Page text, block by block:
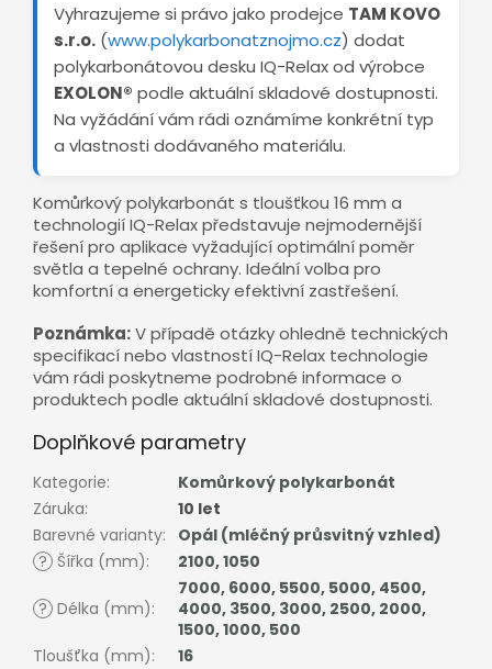
Vyhrazujeme si právo jako prodejce TAM KOVO
s.r.o. (www.polykarbonatznojmo.cz) dodat
polykarbonátovou desku IQ-Relax od výrobce
EXOLON® podle aktuální skladové dostupnosti.
Na vyžádání vám rádi oznámíme konkrétní typ
a vlastnosti dodávaného materiálu.
Komůrkový polykarbonát s tloušťkou 16 mm a
technologií IQ-Relax představuje nejmodernější
řešení pro aplikace vyžadující optimální poměr
světla a tepelné ochrany. Ideální volba pro
komfortní a energeticky efektivní zastřešení.
Poznámka:V případě otázky ohledně technických
specifikací nebo vlastností IQ-Relax technologie
vám rádi poskytneme podrobné informace o
produktech podle aktuální skladové dostupnosti.
Doplňkové parametry
Kategorie:
Komůrkový polykarbonát
Záruka:
10 let
Barevné varianty:
Opál (mléčný průsvitný vzhled)
? Šířka (mm): 2100,1050
? Délka (mm):
7000, 6000, 5500, 5000, 4500,
4000, 3500, 3000, 2500, 2000,
1500,1000, 500
Tloušťka (mm):
16